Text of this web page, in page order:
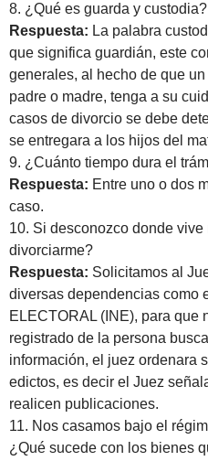
8. ¿Qué es guarda y custodia?
Respuesta: La palabra
que significa guardián, este
generales, al hecho de que
padre o madre, tenga a su
casos de divorcio se debe
se entregara a los hijos del
9. ¿Cuánto tiempo dura el
Respuesta: Entre uno o dos
caso.
10. Si desconozco donde
divorciarme?
Respuesta: Solicitamos al
diversas dependencias como
ELECTORAL (INE), para que
registrado de la persona
información, el juez ordenara
edictos, es decir el Juez
realicen publicaciones.
11. Nos casamos bajo el
¿Qué sucede con los bienes